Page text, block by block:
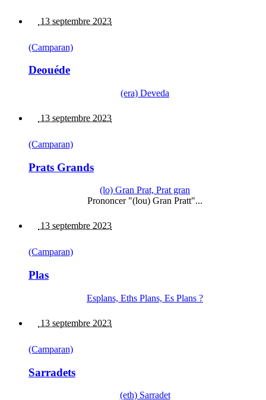
13 septembre 2023
(Camparan)
Deouéde
(era) Deveda
13 septembre 2023
(Camparan)
Prats Grands
(lo) Gran Prat, Prat gran
Prononcer "(lou) Gran Pratt"...
13 septembre 2023
(Camparan)
Plas
Esplans, Eths Plans, Es Plans ?
13 septembre 2023
(Camparan)
Sarradets
(eth) Sarradet